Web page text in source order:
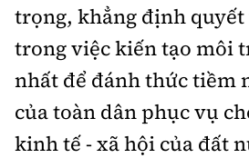
trọng, khẳng định
trong việc kiến tạo môi
nhất để đánh thức tiềm
của toàn dân phục vụ
kinh tế - xã hội của đất